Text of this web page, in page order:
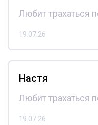
Любит трахаться
19.07.26
Настя
Любит трахаться
19.07.26